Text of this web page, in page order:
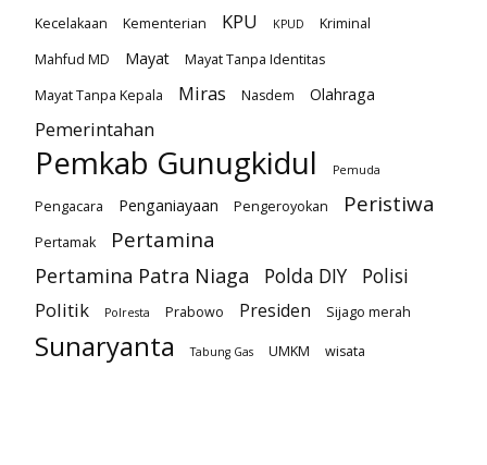
Kecelakaan
Kementerian KPU KPUD
Kriminal
Mahfud MD
Mayat
Mayat Tanpa Identitas
Mayat Tanpa Kepala
Miras Nasdem Olahraga
Pemerintahan
Pemkab Gunugkidul Pemuda
Pengacara Penganiayaan Pengeroyokan Peristiwa
Pertamak Pertamina
Pertamina Patra Niaga Polda DIY
Polisi
Politik
Polresta Prabowo Presiden Sijago merah
Sunaryanta Tabung Gas UMKM wisata